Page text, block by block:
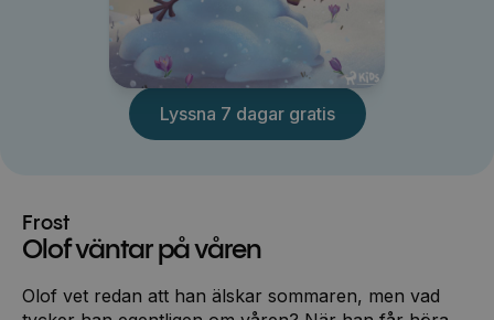
Lyssna 7 dagar gratis
Frost
Olof väntar på våren
Olof vet redan att han älskar sommaren, men vad